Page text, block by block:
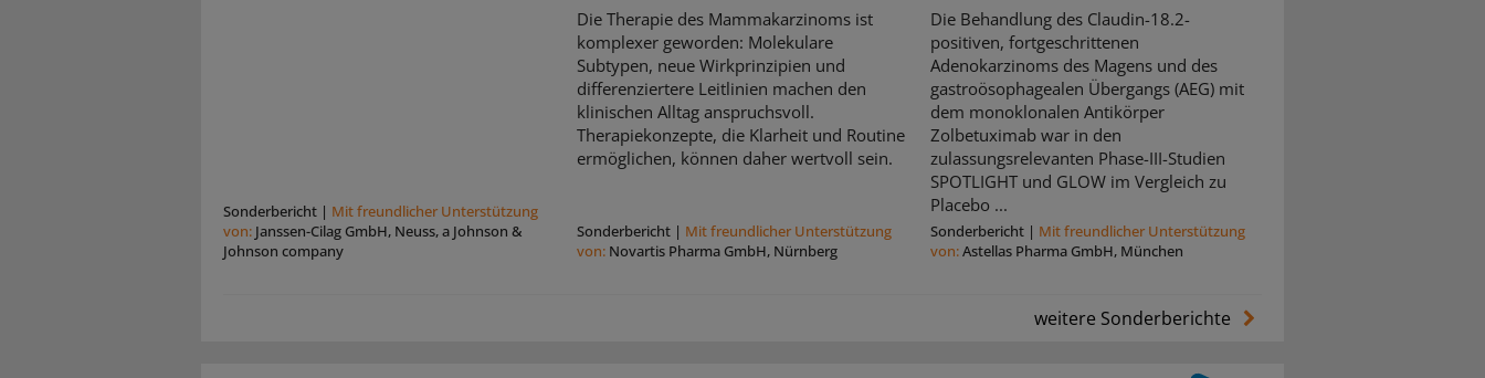
Sonderbericht | Mit freundlicher Unterstützung
von: Janssen-Cilag GmbH, Neuss, a Johnson &
Johnson company
Die Therapie des Mammakarzinoms ist
komplexer geworden: Molekulare
Subtypen, neue Wirkprinzipien und
differenziertere Leitlinien machen den
klinischen Alltag anspruchsvoll.
Therapiekonzepte, die Klarheit und Routine
ermöglichen, können daher wertvoll sein.
Sonderbericht| Mit freundlicher Unterstützung
von: Novartis Pharma GmbH, Nürnberg
Die Behandlung des Claudin-18.2-
positiven, fortgeschrittenen
Adenokarzinoms des Magens und des
gastroösophagealen Übergangs (AEG) mit
dem monoklonalen Antikörper
Zolbetuximab war in den
zulassungsrelevanten Phase-III-Studien
SPOTLIGHT und GLOW im Vergleich zu
Placebo ...
Sonderbericht| Mit freundlicher Unterstützung
von:Astellas Pharma GmbH, München
weitere Sonderberichte